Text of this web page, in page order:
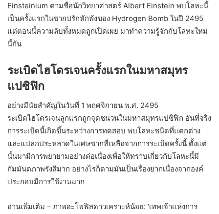
Einsteinium ตามชื่อนักวิทยาศาสตร์ Albert Einstein พบโลหะนี้
เป็นครั้งแรกในซากปรักหักพังของ Hydrogen Bomb ในปี 2495
แต่ตอนนี้ความลับทั้งหมดถูกเปิดเผย มาทำความรู้จักกับโลหะใหม่
นี้กัน
ระเบิดไฮโดรเจนครั้งแรกในมหาสมุทร
แปซิฟิก
อย่างมีนัยสำคัญในวันที่ 1 พฤศจิกายน พ.ศ. 2495
ระเบิดไฮโดรเจนลูกแรกถูกจุดชนวนในมหาสมุทรแปซิฟิก อันที่จริง
การระเบิดนี้เกิดขึ้นระหว่างการทดสอบ พบโลหะชนิดที่แตกต่าง
และแปลกประหลาดในเศษซากที่เหลือจากการระเบิดครั้งนี้ ตั้งแต่
นั้นมามีการพยายามอย่างต่อเนื่องเพื่อให้ทราบเกี่ยวกับโลหะนี้มี
กัมมันตภาพรังสีมาก อย่างไรก็ตามมันเป็นเรื่องยากเนื่องจากองค์
ประกอบมีการใช้งานมาก
อ่านเพิ่มเติม – ภาพอะโพฟิสดาวเคราะห์น้อย: ‘เทพเจ้าแห่งการ